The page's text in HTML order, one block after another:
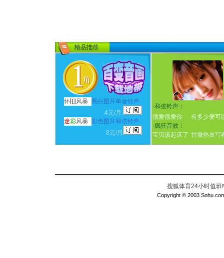
怀 旧 风暴
黑白图片单音铃声
4元/月
迷彩风暴 彩色图片和弦铃声
8元/月
·和弦铃声：
很爱很爱你
有多少爱可
·疯狂音效：
宝贝该起床了 甘撒热血写
搜狐体育24小时值
Copyright © 2003